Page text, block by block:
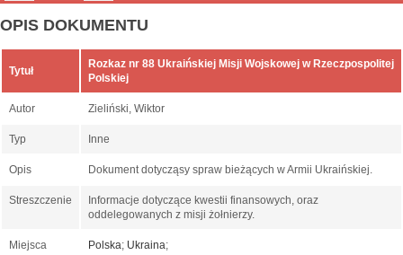
OPIS DOKUMENTU
Tytuł
Rozkaz nr 88 Ukraińskiej Misji Wojskowej w Rzeczpospolitej
Polskiej
Autor Zieliński, Wiktor
Typ Inne
Opis Dokument dotycząsy spraw bieżących w Armii Ukraińskiej.
Streszczenie
Informacje dotyczące kwestii finansowych, oraz
oddelegowanych z misji żołnierzy.
Miejsca Polska; Ukraina;